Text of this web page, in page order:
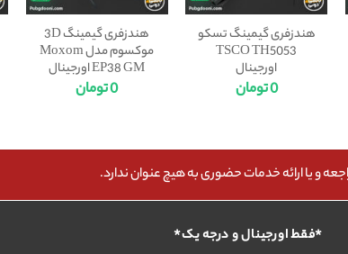
هندزفری گیمینگ تسکو
TSCO TH5053
اورجینال
0تومان
هندزفری گیمینگ 3D
موکسوم مدل Moxom
EP38 GM اورجینال
0تومان
و یا ارائه خدمات حضوری به هیچ عنوان ندارد.
*فقط اورجینال و درجه یک*